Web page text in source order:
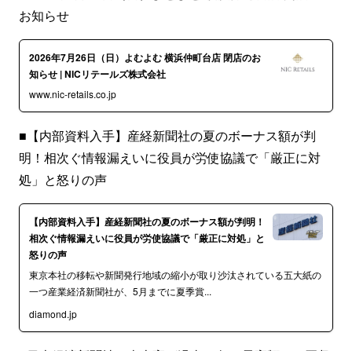
お知らせ
2026年7月26日（日）よむよむ 横浜仲町台店 閉店のお
知らせ | NICリテールズ株式会社
www.nic-retails.co.jp
■【内部資料入手】産経新聞社の夏のボーナス額が判
明！相次ぐ情報漏えいに役員が労使協議で「厳正に対
処」と怒りの声
【内部資料入手】産経新聞社の夏のボーナス額が判明！
相次ぐ情報漏えいに役員が労使協議で「厳正に対処」と
怒りの声
東京本社の移転や新聞発行地域の縮小が取り沙汰されている五大紙の
一つ産業経済新聞社が、5月までに夏季賞...
diamond.jp